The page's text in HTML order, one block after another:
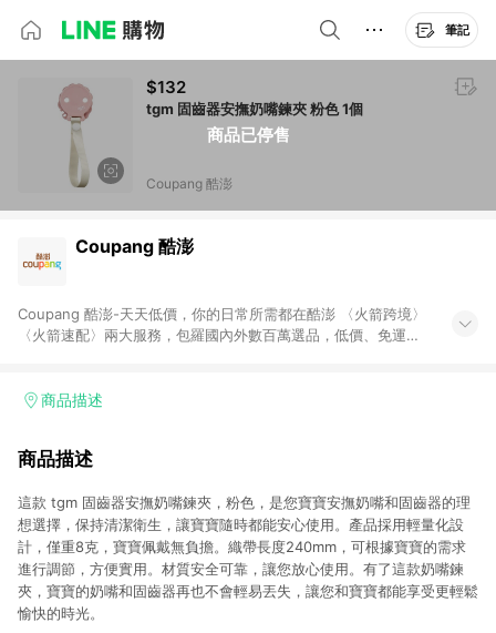
筆記
商品已停售
$132
tgm 固齒器安撫奶嘴鍊夾 粉色 1個
Coupang 酷澎
Coupang 酷澎
Coupang 酷澎-天天低價，你的日常所需都在酷澎 〈火箭跨境〉
〈火箭速配〉兩大服務，包羅國內外數百萬選品，低價、免運，
加入WOW會員告別湊免運，火箭速配、火箭跨境優質選品不限金
商品描述
商品描述
這款 tgm 固齒器安撫奶嘴鍊夾，粉色，是您寶寶安撫奶嘴和固齒器的理
想選擇，保持清潔衛生，讓寶寶隨時都能安心使用。產品採用輕量化設
計，僅重8克，寶寶佩戴無負擔。織帶長度240mm，可根據寶寶的需求
進行調節，方便實用。材質安全可靠，讓您放心使用。有了這款奶嘴鍊
夾，寶寶的奶嘴和固齒器再也不會輕易丟失，讓您和寶寶都能享受更輕鬆
愉快的時光。